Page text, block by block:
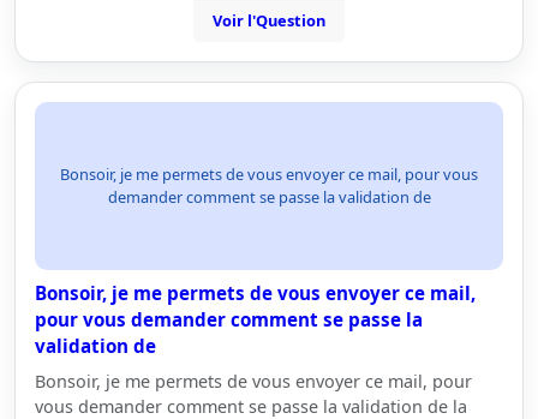
Voir l'Question
Bonsoir, je me permets de vous envoyer ce mail, pour vous
demander comment se passe la validation de
Bonsoir, je me permets de vous envoyer ce mail,
pour vous demander comment se passe la
validation de
Bonsoir, je me permets de vous envoyer ce mail, pour
vous demander comment se passe la validation de la